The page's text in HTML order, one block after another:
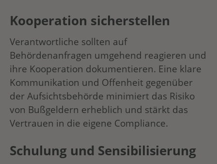
Kooperation sicherstellen
Verantwortliche sollten auf
Behördenanfragen umgehend reagieren und
ihre Kooperation dokumentieren. Eine klare
Kommunikation und Offenheit gegenüber
der Aufsichtsbehörde minimiert das Risiko
von Bußgeldern erheblich und stärkt das
Vertrauen in die eigene Compliance.
Schulung und Sensibilisierung